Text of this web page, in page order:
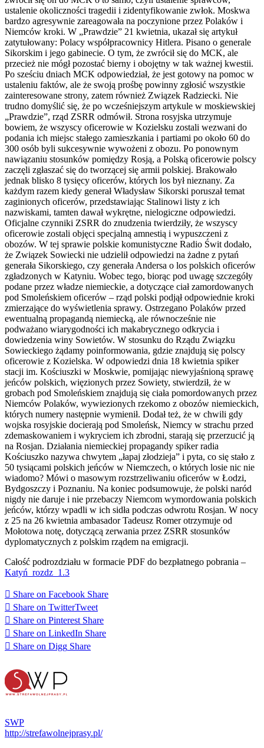
ustalenie okoliczności tragedii i zidentyfikowanie zwłok. Moskwa
bardzo agresywnie zareagowała na poczynione przez Polaków i
Niemców kroki. W „Prawdzie” 21 kwietnia, ukazał się artykuł
zatytułowany: Polacy współpracownicy Hitlera. Pisano o generale
Sikorskim i jego gabinecie. O tym, że zwrócił się do MCK, ale
przecież nie mógł pozostać bierny i obojętny w tak ważnej kwestii.
Po sześciu dniach MCK odpowiedział, że jest gotowy na pomoc w
ustaleniu faktów, ale że swoją prośbę powinny zgłosić wszystkie
zainteresowane strony, zatem również Związek Radziecki. Nie
trudno domyślić się, że po wcześniejszym artykule w moskiewskiej
„Prawdzie”, rząd ZSRR odmówił. Strona rosyjska utrzymuje
bowiem, że wszyscy oficerowie w Kozielsku zostali wezwani do
podania ich miejsc stałego zamieszkania i partiami po około 60 do
300 osób byli sukcesywnie wywożeni z obozu. Po ponownym
nawiązaniu stosunków pomiędzy Rosją, a Polską oficerowie polscy
zaczęli zgłaszać się do tworzącej się armii polskiej. Brakowało
jednak blisko 8 tysięcy oficerów, których los był nieznany. Za
każdym razem kiedy generał Władysław Sikorski poruszał temat
zaginionych oficerów, przedstawiając Stalinowi listy z ich
nazwiskami, tamten dawał wykrętne, nielogiczne odpowiedzi.
Oficjalne czynniki ZSRR do znudzenia twierdziły, że wszyscy
oficerowie zostali objęci specjalną amnestią i wypuszczeni z
obozów. W tej sprawie polskie komunistyczne Radio Świt dodało,
że Związek Sowiecki nie udzielił odpowiedzi na żadne z pytań
generała Sikorskiego, czy generała Andersa o los polskich oficerów
zgładzonych w Katyniu. Wobec tego, biorąc pod uwagę szczegóły
podane przez władze niemieckie, a dotyczące ciał zamordowanych
pod Smoleńskiem oficerów – rząd polski podjął odpowiednie kroki
zmierzające do wyświetlenia sprawy. Ostrzegano Polaków przed
ewentualną propagandą niemiecką, ale równocześnie nie
podważano wiarygodności ich makabrycznego odkrycia i
dowiedzenia winy Sowietów. W stosunku do Rządu Związku
Sowieckiego żądamy poinformowania, gdzie znajdują się polscy
oficerowie z Kozielska. W odpowiedzi dnia 18 kwietnia spiker
stacji im. Kościuszki w Moskwie, pomijając niewyjaśnioną sprawę
jeńców polskich, więzionych przez Sowiety, stwierdził, że w
grobach pod Smoleńskiem znajdują się ciała pomordowanych przez
Niemców Polaków, wywiezionych rzekomo z obozów niemieckich,
których numery następnie wymienił. Dodał też, że w chwili gdy
wojska rosyjskie docierają pod Smoleńsk, Niemcy w strachu przed
zdemaskowaniem i wykryciem ich zbrodni, starają się przerzucić ją
na Rosjan. Działania niemieckiej propagandy spiker radia
Kościuszko nazywa chwytem „łapaj złodzieja” i pyta, co się stało z
50 tysiącami polskich jeńców w Niemczech, o których losie nic nie
wiadomo? Mówi o masowym rozstrzeliwaniu oficerów w Łodzi,
Bydgoszczy i Poznaniu. Na koniec podsumowuje, że polski naród
nigdy nie daruje i nie przebaczy Niemcom wymordowania polskich
jeńców, którzy wpadli w ich sidła podczas odwrotu Rosjan. W nocy
z 25 na 26 kwietnia ambasador Tadeusz Romer otrzymuje od
Mołotowa notę, dotyczącą zerwania przez ZSRR stosunków
dyplomatycznych z polskim rządem na emigracji.
Całość podrozdziału w formacie PDF do bezpłatnego pobrania –
Katyń_rozdz_1.3
Share on Facebook Share
Share on TwitterTweet
Share on Pinterest Share
Share on LinkedIn Share
Share on Digg Share
SWP
http://strefawolnejprasy.pl/